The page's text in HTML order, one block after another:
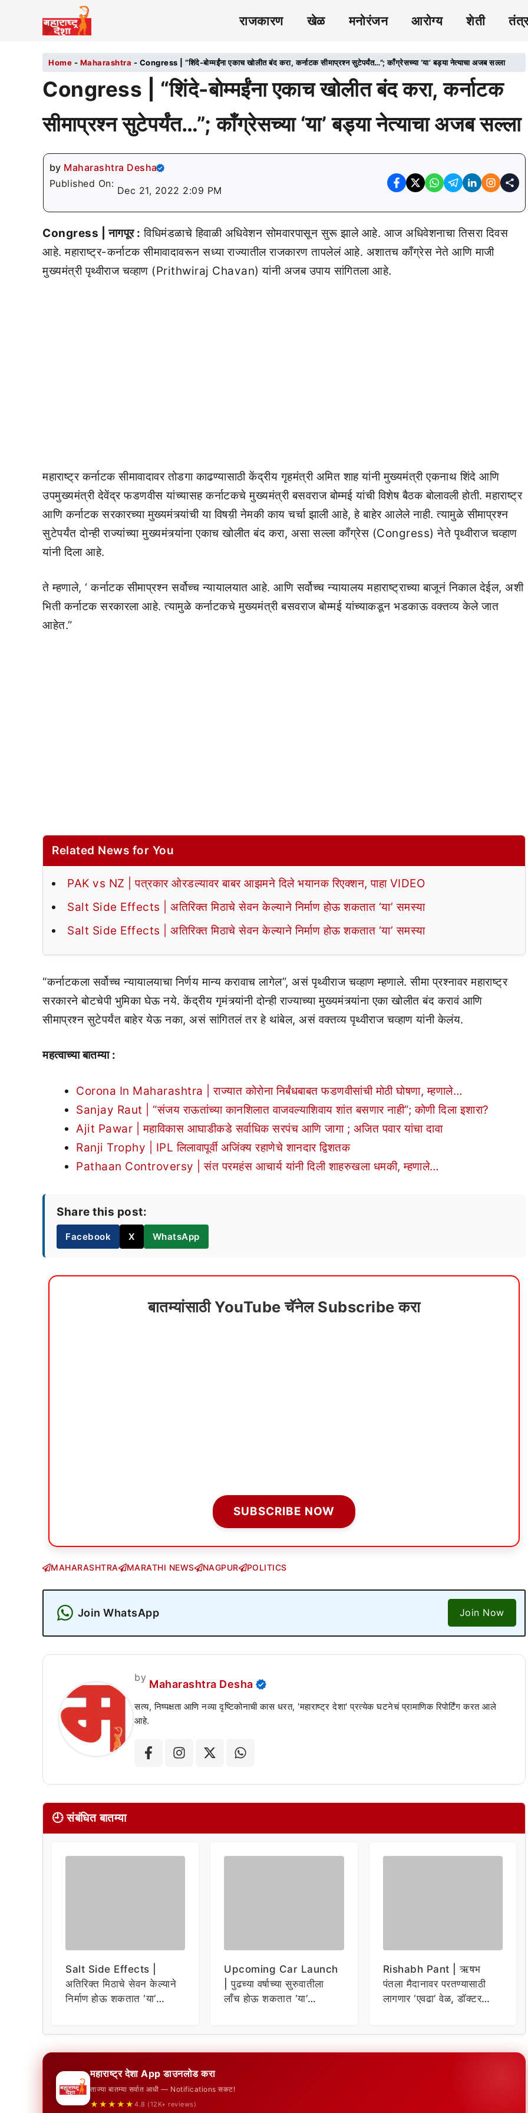
राजकारण खेळ मनोरंजन आरोग्य शेती
Home - Maharashtra - Congress | “शिंदे-बोम्मईंना एकाच खोलीत बंद करा, कर्नाटक सीमाप्रश्न सुटेपर्यंत…”; काँग्रेसच्या ‘या’ बड्या नेत्याचा अजब सल्ला
Congress | “शिंदे-बोम्मईंना एकाच खोलीत बंद करा, कर्नाटक
सीमाप्रश्न सुटेपर्यंत…”; काँग्रेसच्या ‘या’ बड्या नेत्याचा अजब सल्ला
by Maharashtra Desha
Published On:
Dec 21, 2022 2:09 PM
Congress | नागपूर : विधिमंडळाचे हिवाळी अधिवेशन सोमवारपासून सुरू झाले आहे. आज अधिवेशनाचा तिसरा दिवस
आहे. महाराष्ट्र-कर्नाटक सीमावादावरून सध्या राज्यातील राजकारण तापलेलं आहे. अशातच काँग्रेस नेते आणि माजी
मुख्यमंत्री पृथ्वीराज चव्हाण (Prithwiraj Chavan) यांनी अजब उपाय सांगितला आहे.
महाराष्ट्र कर्नाटक सीमावादावर तोडगा काढण्यासाठी केंद्रीय गृहमंत्री अमित शाह यांनी मुख्यमंत्री एकनाथ शिंदे आणि
उपमुख्यमंत्री देवेंद्र फडणवीस यांच्यासह कर्नाटकचे मुख्यमंत्री बसवराज बोम्मई यांची विशेष बैठक बोलावली होती. महाराष्ट्र
आणि कर्नाटक सरकारच्या मुख्यमंत्र्यांची या विषय़ी नेमकी काय चर्चा झाली आहे, हे बाहेर आलेले नाही. त्यामुळे सीमाप्रश्न
सुटेपर्यंत दोन्ही राज्यांच्या मुख्यमंत्र्यांना एकाच खोलीत बंद करा, असा सल्ला काँग्रेस (Congress) नेते पृथ्वीराज चव्हाण
यांनी दिला आहे.
ते म्हणाले, ‘ कर्नाटक सीमाप्रश्न सर्वोच्च न्यायालयात आहे. आणि सर्वोच्च न्यायालय महाराष्ट्राच्या बाजूनं निकाल देईल, अशी
भिती कर्नाटक सरकारला आहे. त्यामुळे कर्नाटकचे मुख्यमंत्री बसवराज बोम्मई यांच्याकडून भडकाऊ वक्तव्य केले जात
आहेत.”
Related News for You
PAK vs NZ | पत्रकार ओरडल्यावर बाबर आझमने दिले भयानक रिएक्शन, पाहा VIDEO
Salt Side Effects | अतिरिक्त मिठाचे सेवन केल्याने निर्माण होऊ शकतात ‘या’ समस्या
Salt Side Effects | अतिरिक्त मिठाचे सेवन केल्याने निर्माण होऊ शकतात ‘या’ समस्या
“कर्नाटकला सर्वोच्च न्यायालयाचा निर्णय मान्य करावाच लागेल”, असं पृथ्वीराज चव्हाण म्हणाले. सीमा प्रश्नावर महाराष्ट्र
सरकारने बोटचेपी भुमिका घेऊ नये. केंद्रीय गृमंत्र्यांनी दोन्ही राज्याच्या मुख्यमंत्र्यांना एका खोलीत बंद करावं आणि
सीमाप्रश्न सुटेपर्यंत बाहेर येऊ नका, असं सांगितलं तर हे थांबेल, असं वक्तव्य पृथ्वीराज चव्हाण यांनी केलंय.
महत्वाच्या बातम्या :
Corona In Maharashtra | राज्यात कोरोना निर्बंधबाबत फडणवीसांची मोठी घोषणा, म्हणाले…
Sanjay Raut | “संजय राऊतांच्या कानशिलात वाजवल्याशिवाय शांत बसणार नाही”; कोणी दिला इशारा?
Ajit Pawar | महाविकास आघाडीकडे सर्वाधिक सरपंच आणि जागा ; अजित पवार यांचा दावा
Ranji Trophy | IPL लिलावापूर्वी अजिंक्य रहाणेचे शानदार द्विशतक
Pathaan Controversy | संत परमहंस आचार्य यांनी दिली शाहरुखला धमकी, म्हणाले…
Share this post:
Facebook X WhatsApp
बातम्यांसाठी YouTube चॅनेल Subscribe करा
SUBSCRIBE NOW
MAHARASHTRA MARATHI NEWS NAGPUR POLITICS
Join WhatsApp Join Now
by
Maharashtra Desha
सत्य, निष्पक्षता आणि नव्या दृष्टिकोनाची कास धरत, 'महाराष्ट्र देशा' प्रत्येक घटनेचं प्रामाणिक रिपोर्टिंग करत आले
आहे.
🕘 संबंधित बातम्या
Salt Side Effects |
अतिरिक्त मिठाचे सेवन केल्याने
निर्माण होऊ शकतात ‘या’
Upcoming Car Launch
| पुढच्या वर्षाच्या सुरुवातीला
लाँच होऊ शकतात ‘या’
Rishabh Pant | ऋषभ
पंतला मैदानावर परतण्यासाठी
लागणार ‘एवढा’ वेळ, डॉक्टर
महाराष्ट्र देशा App डाउनलोड करा
ताज्या बातम्या सर्वात आधी — Notifications सकट!
★★★★★ 4.8 (12K+ reviews)